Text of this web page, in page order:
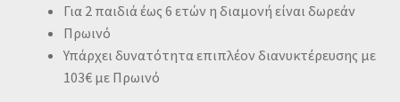
Για 2 παιδιά έως 6 ετών η διαμονή είναι δωρεάν
Πρωινό
Υπάρχει δυνατότητα επιπλέον διανυκτέρευσης με
103€ με Πρωινό